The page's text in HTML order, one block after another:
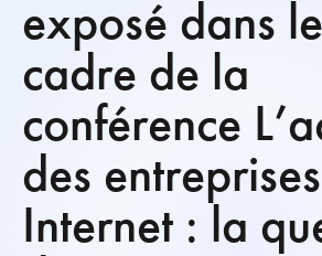
exposé dans le
cadre de la
conférence
des
Internet : la